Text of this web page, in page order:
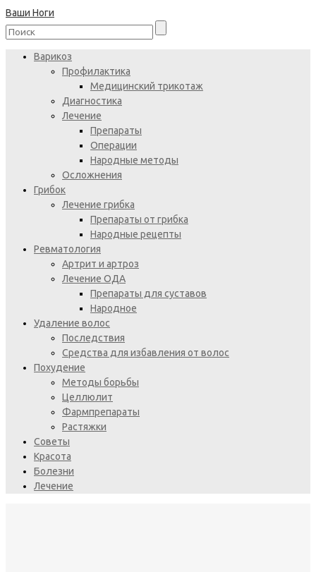
Ваши Ноги
Варикоз
Профилактика
Медицинский трикотаж
Диагностика
Лечение
Препараты
Операции
Народные методы
Осложнения
Грибок
Лечение грибка
Препараты от грибка
Народные рецепты
Ревматология
Артрит и артроз
Лечение ОДА
Препараты для суставов
Народное
Удаление волос
Последствия
Средства для избавления от волос
Похудение
Методы борьбы
Целлюлит
Фармпрепараты
Растяжки
Советы
Красота
Болезни
Лечение